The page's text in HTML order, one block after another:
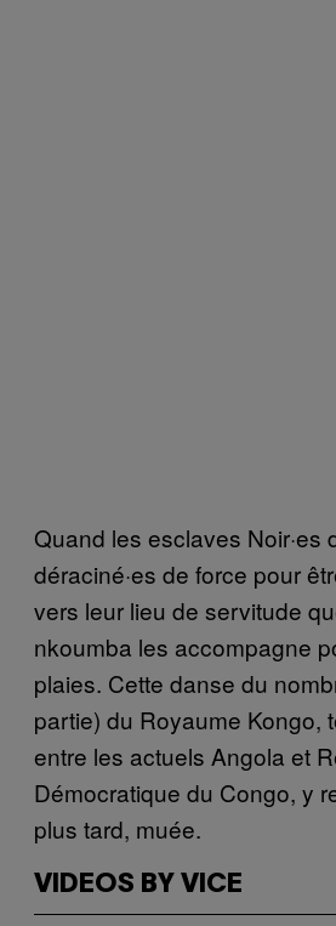
Quand les esclaves Noir·es
déraciné·es de force pour
vers leur lieu de servitude
nkoumba les accompagne
plaies. Cette danse du
partie) du Royaume Kongo,
entre les actuels Angola et
Démocratique du Congo, y
plus tard, muée.
VIDEOS BY VICE